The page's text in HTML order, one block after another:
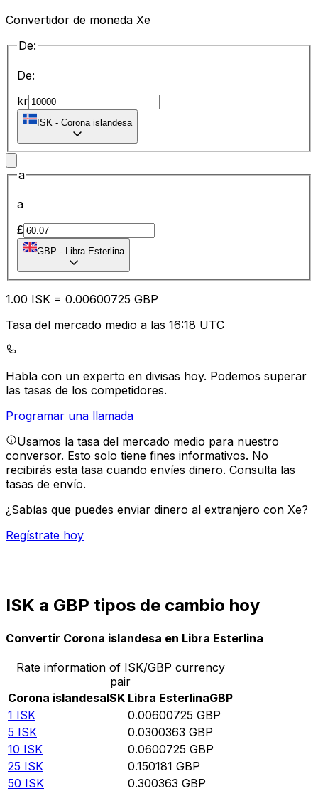
Convertidor de moneda Xe
De:
De:
kr
ISK - Corona islandesa
a
a
£
GBP - Libra Esterlina
1.00 ISK = 0.00600725 GBP
Tasa del mercado medio a las 16:18 UTC
Habla con un experto en divisas hoy. Podemos superar
las tasas de los competidores.
Programar una llamada
Usamos la tasa del mercado medio para nuestro
conversor. Esto solo tiene fines informativos. No
recibirás esta tasa cuando envíes dinero. Consulta las
tasas de envío.
¿Sabías que puedes enviar dinero al extranjero con Xe?
Regístrate hoy
ISK a GBP tipos de cambio hoy
Convertir Corona islandesa en Libra Esterlina
Rate information of ISK/GBP currency
pair
Corona islandesaISK Libra EsterlinaGBP
1 ISK 0.00600725 GBP
5 ISK 0.0300363 GBP
10 ISK 0.0600725 GBP
25 ISK 0.150181 GBP
50 ISK 0.300363 GBP